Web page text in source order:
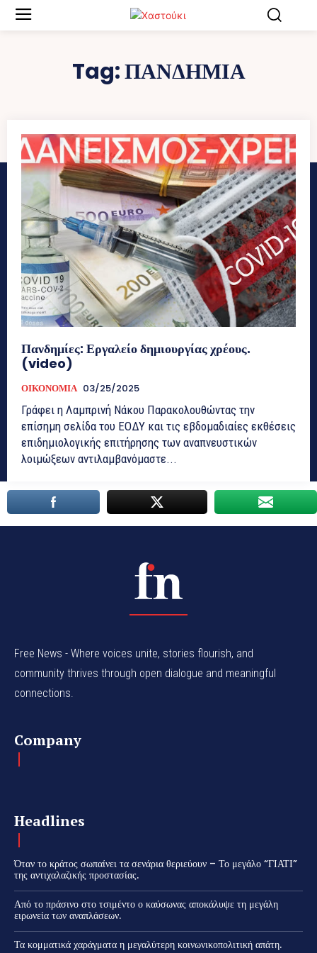
Tag:ΠΑΝΔΗΜΙΑ
Πανδημίες: Εργαλείο δημιουργίας χρέους.
(video)
ΟΙΚΟΝΟΜΙΑ 03/25/2025
Γράφει η Λαμπρινή Νάκου Παρακολουθώντας την
επίσημη σελίδα του ΕΟΔΥ και τις εβδομαδιαίες εκθέσεις
επιδημιολογικής επιτήρησης των αναπνευστικών
λοιμώξεων αντιλαμβανόμαστε...
Free News - Where voices unite, stories flourish, and
community thrives through open dialogue and meaningful
connections.
Company
Headlines
Όταν το κράτος σωπαίνει τα σενάρια θεριεύουν – Το μεγάλο “ΓΙΑΤΙ”
της αντιχαλαζικής προστασίας.
Από το πράσινο στο τσιμέντο ο καύσωνας αποκάλυψε τη μεγάλη
ειρωνεία των αναπλάσεων.
Τα κομματικά χαράγματα η μεγαλύτερη κοινωνικοπολιτική απάτη.